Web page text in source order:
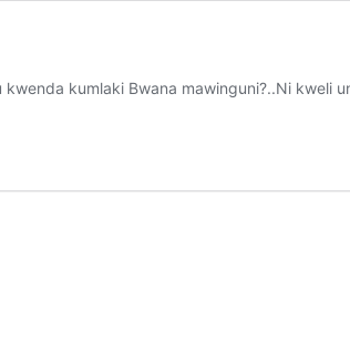
kumlaki Bwana mawinguni?..Ni kweli